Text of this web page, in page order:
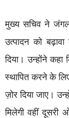
मुख्य सचिव ने
उत्पादन को
दिया। उन्होंने
स्थापित करने के
ज़ोर दिया जाए।
मिलेगी वहीं दूसरी